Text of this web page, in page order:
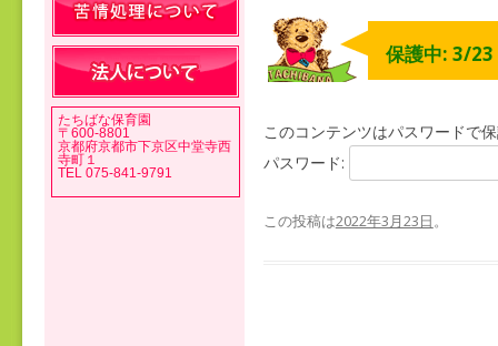
保護中: 3/23
このコンテンツはパスワードで
パスワード:
この投稿は2022年3月23日。
たちばな保育園
〒600-8801
京都府京都市下京区中堂寺西
寺町１
TEL 075-841-9791